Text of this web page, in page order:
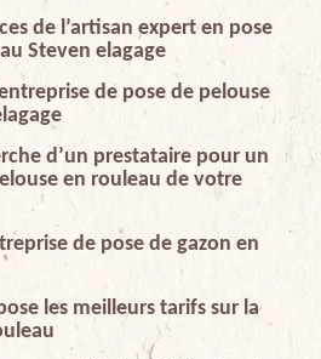
de l’artisan expert en pose
Steven elagage
de pose de pelouse
d’un prestataire pour un
en rouleau de votre
de pose de gazon en
les meilleurs tarifs sur la